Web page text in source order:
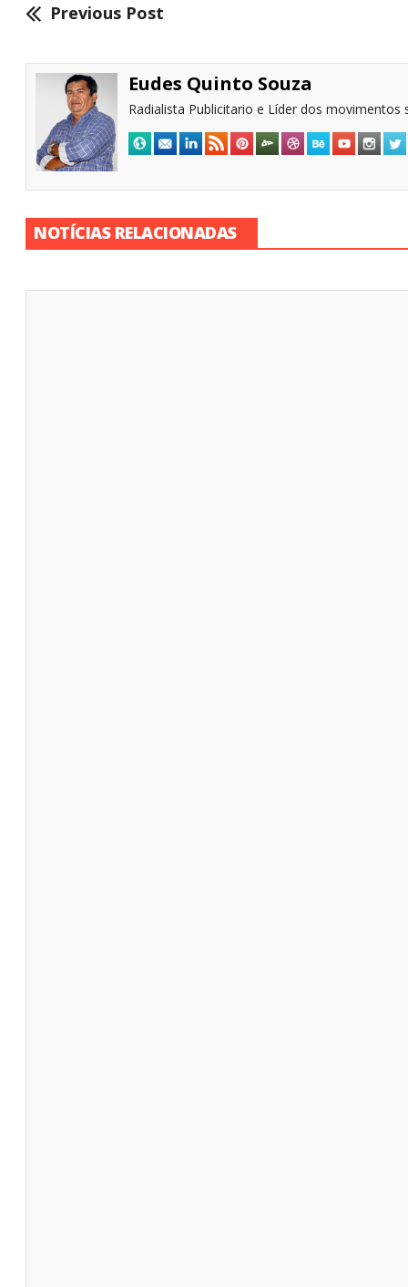
Previous Post
Eudes Quinto Souza
Radialista Publicitario e Líder dos movimentos
NOTÍCIAS RELACIONADAS